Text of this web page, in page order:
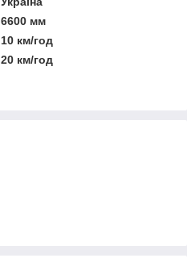
6600 мм
10 км/год
20 км/год